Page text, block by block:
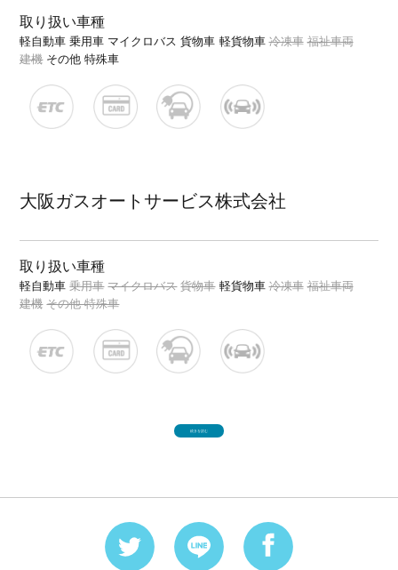
取り扱い車種
軽自動車 乗用車 マイクロバス 貨物車 軽貨物車 冷凍車 福祉車両
建機 その他 特殊車
大阪ガスオートサービス株式会社
取り扱い車種
軽自動車 乗用車 マイクロバス 貨物車 軽貨物車 冷凍車 福祉車両
建機 その他 特殊車
続きを読む